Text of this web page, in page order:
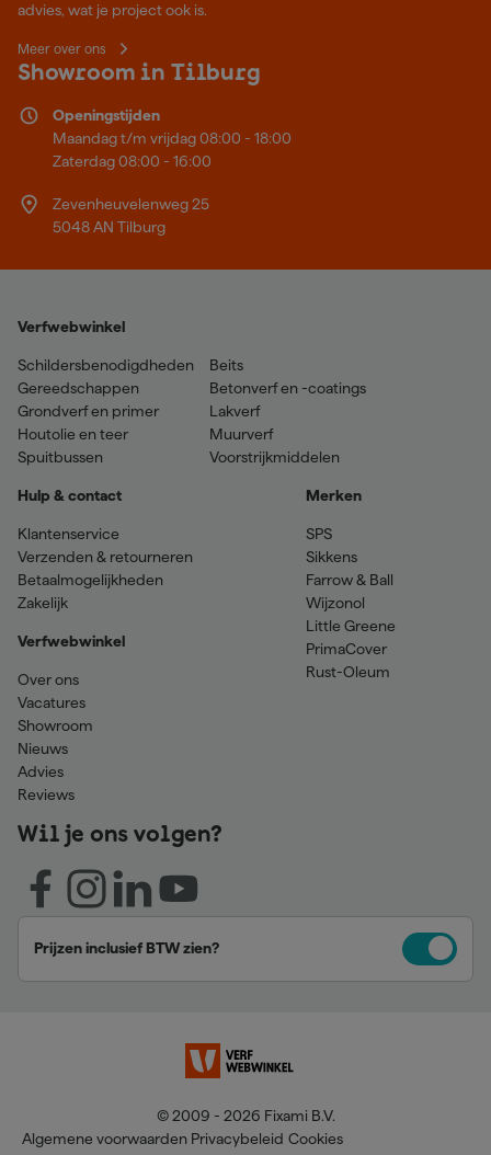
advies, wat je project ook is.
Meer over ons
Showroom in Tilburg
Openingstijden
Maandag t/m vrijdag 08:00 - 18:00
Zaterdag 08:00 - 16:00
Zevenheuvelenweg 25
5048 AN Tilburg
Verfwebwinkel
Schildersbenodigdheden
Gereedschappen
Grondverf en primer
Houtolie en teer
Spuitbussen
Beits
Betonverf en -coatings
Lakverf
Muurverf
Voorstrijkmiddelen
Hulp & contact
Klantenservice
Verzenden & retourneren
Betaalmogelijkheden
Zakelijk
Verfwebwinkel
Over ons
Vacatures
Showroom
Nieuws
Advies
Reviews
Merken
SPS
Sikkens
Farrow & Ball
Wijzonol
Little Greene
PrimaCover
Rust-Oleum
Wil je ons volgen?
Prijzen inclusief BTW zien?
© 2009 - 2026 Fixami B.V.
Algemene voorwaarden Privacybeleid Cookies